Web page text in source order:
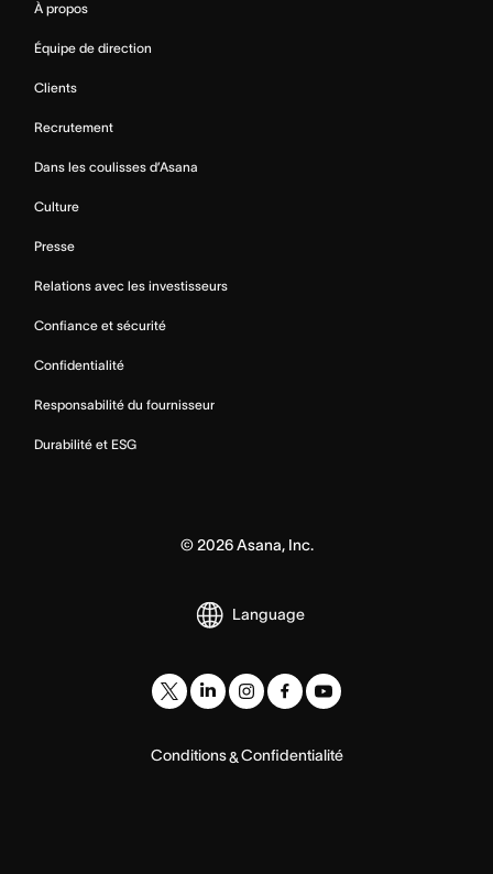
À propos
Équipe de direction
Clients
Recrutement
Dans les coulisses d’Asana
Culture
Presse
Relations avec les investisseurs
Confiance et sécurité
Confidentialité
Responsabilité du fournisseur
Durabilité et ESG
© 2026Asana, Inc.
Language
Conditions&Confidentialité